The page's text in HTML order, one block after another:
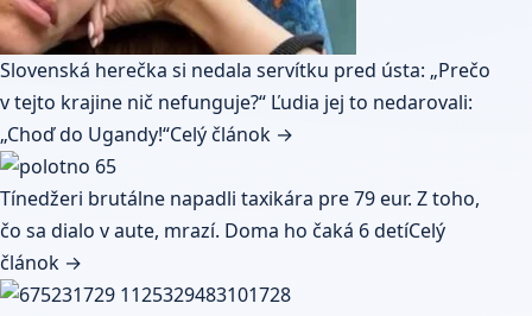
Slovenská herečka si nedala servítku pred ústa: „Prečo
v tejto krajine nič nefunguje?“ Ľudia jej to nedarovali:
„Choď do Ugandy!“Celý článok →
Tínedžeri brutálne napadli taxikára pre 79 eur. Z toho,
čo sa dialo v aute, mrazí. Doma ho čaká 6 detíCelý
článok →